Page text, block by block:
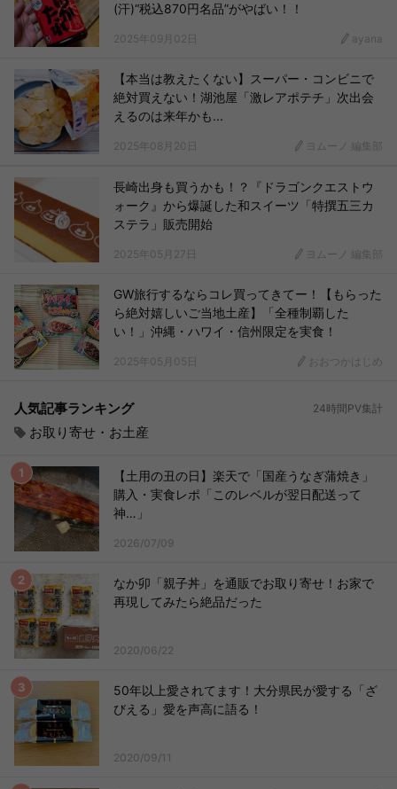
(汗)“税込870円名品”がやばい！！
2025年09月02日 ayana
【本当は教えたくない】スーパー・コンビニで
絶対買えない！湖池屋「激レアポテチ」次出会
えるのは来年かも...
2025年08月20日 ヨムーノ 編集部
長崎出身も買うかも！？『ドラゴンクエストウ
ォーク』から爆誕した和スイーツ「特撰五三カ
ステラ」販売開始
2025年05月27日 ヨムーノ 編集部
GW旅行するならコレ買ってきてー！【もらった
ら絶対嬉しいご当地土産】「全種制覇した
い！」沖縄・ハワイ・信州限定を実食！
2025年05月05日 おおつかはじめ
人気記事ランキング 24時間PV集計
お取り寄せ・お土産
【土用の丑の日】楽天で「国産うなぎ蒲焼き」
購入・実食レポ「このレベルが翌日配送って
神…」
2026/07/09
なか卯「親子丼」を通販でお取り寄せ！お家で
再現してみたら絶品だった
2020/06/22
50年以上愛されてます！大分県民が愛する「ざ
びえる」愛を声高に語る！
2020/09/11